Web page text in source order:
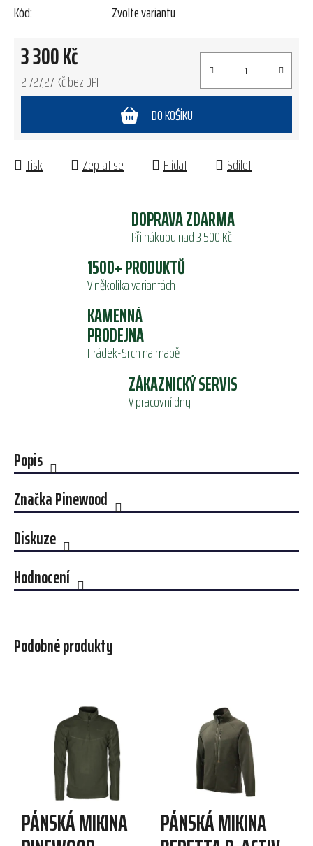
Kód:
Zvolte variantu
3 300 Kč
2 727,27 Kč bez DPH
DO KOŠÍKU
Tisk Zeptat se Hlídat Sdílet
DOPRAVA ZDARMA
Při nákupu nad 3 500 Kč
1500+ PRODUKTŮ
V několika variantách
KAMENNÁ
PRODEJNA
Hrádek-Srch na mapě
ZÁKAZNICKÝ SERVIS
V pracovní dny
Popis
ZnačkaPinewood
Diskuze
Hodnocení
Podobné produkty
PÁNSKÁ MIKINA PÁNSKÁ MIKINA